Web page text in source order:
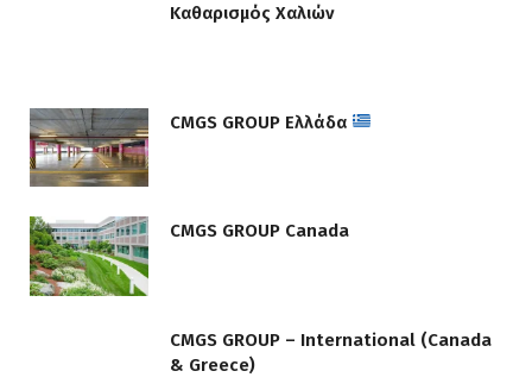
Καθαρισμός Χαλιών
CMGS GROUP Ελλάδα
CMGS GROUP Canada
CMGS GROUP – International (Canada
& Greece)